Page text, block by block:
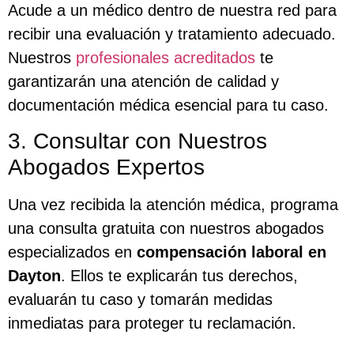
Acude a un médico dentro de nuestra red para
recibir una evaluación y tratamiento adecuado.
Nuestros profesionales acreditados te
garantizarán una atención de calidad y
documentación médica esencial para tu caso.
3. Consultar con Nuestros
Abogados Expertos
Una vez recibida la atención médica, programa
una consulta gratuita con nuestros abogados
especializados en compensación laboral en
Dayton. Ellos te explicarán tus derechos,
evaluarán tu caso y tomarán medidas
inmediatas para proteger tu reclamación.